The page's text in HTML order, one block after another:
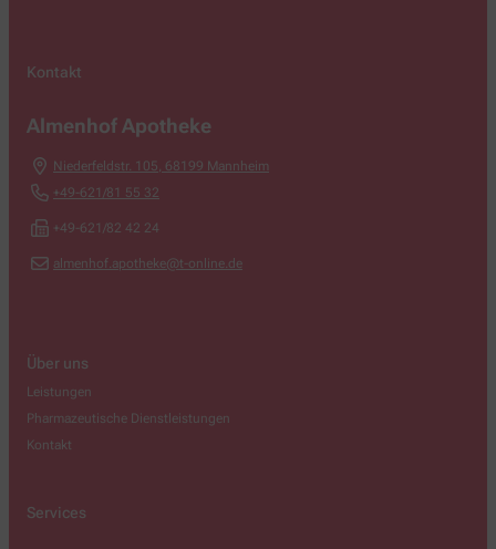
Kontakt
Almenhof Apotheke
Niederfeldstr. 105, 68199 Mannheim
+49-621/81 55 32
+49-621/82 42 24
almenhof.apotheke@t-online.de
Über uns
Leistungen
Pharmazeutische Dienstleistungen
Kontakt
Services